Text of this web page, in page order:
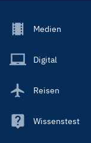
Footer
Main
Medien
Digital
Reisen
Wissenstest